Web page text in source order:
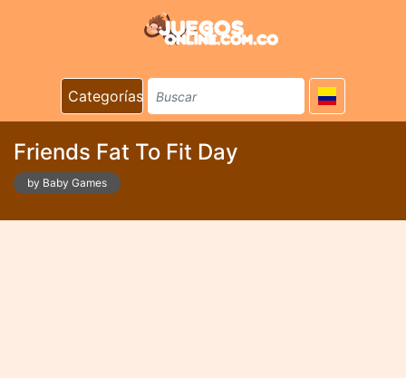
Categorías
Friends Fat To Fit Day
by Baby Games